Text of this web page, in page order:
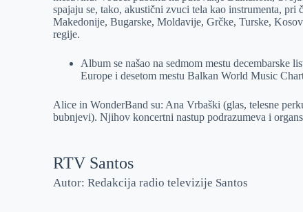
spajaju se, tako, akustični zvuci tela kao instrumenta, pri
Makedonije, Bugarske, Moldavije, Grčke, Turske,
regije.
Album se našao na sedmom mestu decembarske
Europe i desetom mestu Balkan World Music
Alice in WonderBand su: Ana Vrbaški (glas, telesne
bubnjevi). Njihov koncertni nastup podrazumeva i
RTV Santos
Autor: Redakcija radio televizije Santos